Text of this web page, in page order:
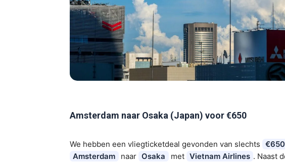
Amsterdam naar Osaka (Japan) voor €650
We hebben een vliegticketdeal gevonden van slechts €650
Amsterdam
naar Osaka met Vietnam Airlines . Naast